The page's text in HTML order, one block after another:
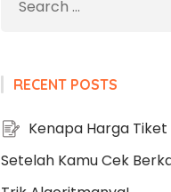
RECENT POSTS
Kenapa Harga Tiket
Setelah Kamu Cek